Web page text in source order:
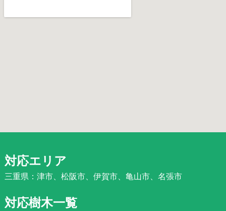
対応エリア
三重県：津市、松阪市、伊賀市、亀山市、名張市
対応樹木一覧